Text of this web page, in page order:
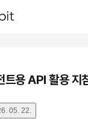
용 API 활용 지
05. 22.